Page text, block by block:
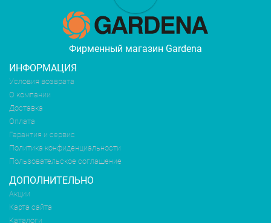
Фирменный магазин Gardena
ИНФОРМАЦИЯ
Условия возврата
О компании
Доставка
Оплата
Гарантия и сервис
Политика конфиденциальности
Пользовательское соглашение
ДОПОЛНИТЕЛЬНО
Акции
Карта сайта
Каталоги